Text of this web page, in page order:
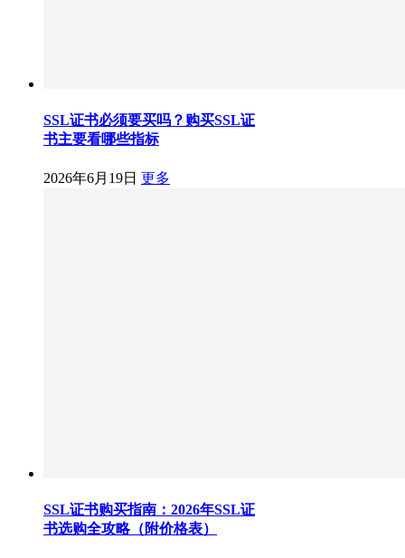
SSL证书必须要买吗？购买SSL证
书主要看哪些指标
2026年6月19日 更多
SSL证书购买指南：2026年SSL证
书选购全攻略（附价格表）